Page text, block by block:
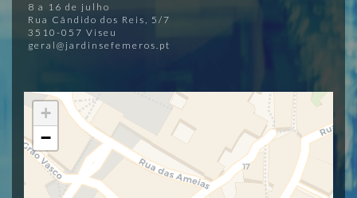
8 a 16 de julho
Rua Cândido dos Reis, 5/7
3510-057 Viseu
geral@jardinsefemeros.pt
+
−